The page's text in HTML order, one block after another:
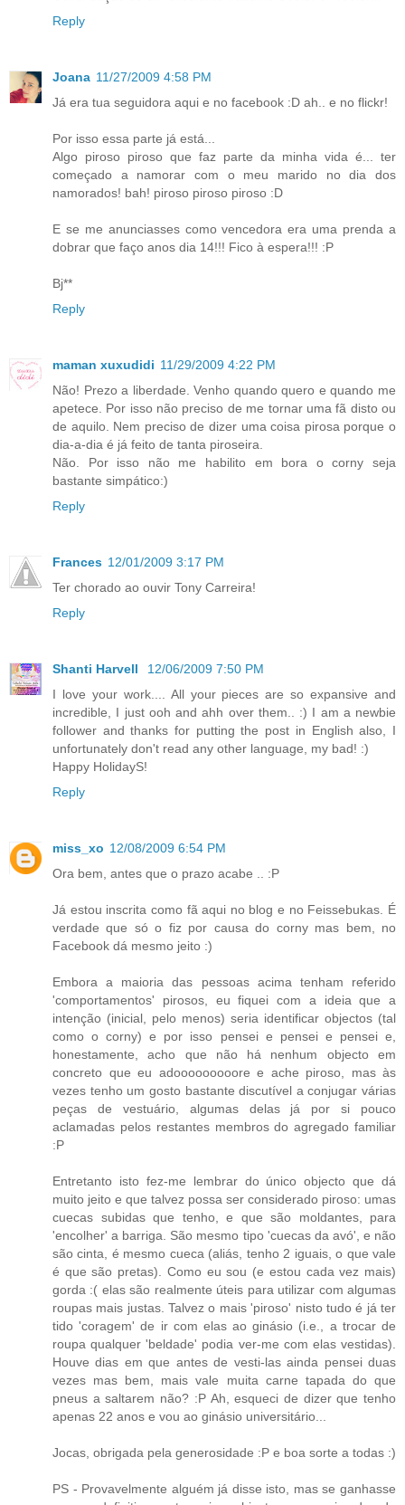
Reply
Joana 11/27/2009 4:58 PM
Já era tua seguidora aqui e no facebook :D ah.. e no flickr!
Por isso essa parte já está...
Algo piroso piroso que faz parte da minha vida é... ter
começado a namorar com o meu marido no dia dos
namorados! bah! piroso piroso piroso :D
E se me anunciasses como vencedora era uma prenda a
dobrar que faço anos dia 14!!! Fico à espera!!! :P
Bj**
Reply
maman xuxudidi 11/29/2009 4:22 PM
Não! Prezo a liberdade. Venho quando quero e quando me
apetece. Por isso não preciso de me tornar uma fã disto ou
de aquilo. Nem preciso de dizer uma coisa pirosa porque o
dia-a-dia é já feito de tanta piroseira.
Não. Por isso não me habilito em bora o corny seja
bastante simpático:)
Reply
Frances 12/01/2009 3:17 PM
Ter chorado ao ouvir Tony Carreira!
Reply
Shanti Harvell
12/06/2009 7:50 PM
I love your work.... All your pieces are so expansive and
incredible, I just ooh and ahh over them.. :) I am a newbie
follower and thanks for putting the post in English also, I
unfortunately don't read any other language, my bad! :)
Happy HolidayS!
Reply
miss_xo 12/08/2009 6:54 PM
Ora bem, antes que o prazo acabe .. :P
Já estou inscrita como fã aqui no blog e no Feissebukas. É
verdade que só o fiz por causa do corny mas bem, no
Facebook dá mesmo jeito :)
Embora a maioria das pessoas acima tenham referido
'comportamentos' pirosos, eu fiquei com a ideia que a
intenção (inicial, pelo menos) seria identificar objectos (tal
como o corny) e por isso pensei e pensei e pensei e,
honestamente, acho que não há nenhum objecto em
concreto que eu adooooooooore e ache piroso, mas às
vezes tenho um gosto bastante discutível a conjugar várias
peças de vestuário, algumas delas já por si pouco
aclamadas pelos restantes membros do agregado familiar
:P
Entretanto isto fez-me lembrar do único objecto que dá
muito jeito e que talvez possa ser considerado piroso: umas
cuecas subidas que tenho, e que são moldantes, para
'encolher' a barriga. São mesmo tipo 'cuecas da avó', e não
são cinta, é mesmo cueca (aliás, tenho 2 iguais, o que vale
é que são pretas). Como eu sou (e estou cada vez mais)
gorda :( elas são realmente úteis para utilizar com algumas
roupas mais justas. Talvez o mais 'piroso' nisto tudo é já ter
tido 'coragem' de ir com elas ao ginásio (i.e., a trocar de
roupa qualquer 'beldade' podia ver-me com elas vestidas).
Houve dias em que antes de vesti-las ainda pensei duas
vezes mas bem, mais vale muita carne tapada do que
pneus a saltarem não? :P Ah, esqueci de dizer que tenho
apenas 22 anos e vou ao ginásio universitário...
Jocas, obrigada pela generosidade :P e boa sorte a todas :)
PS - Provavelmente alguém já disse isto, mas se ganhasse